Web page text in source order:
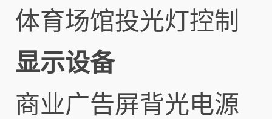
体育场馆投光灯控制
显示设备
商业广告屏背光电源